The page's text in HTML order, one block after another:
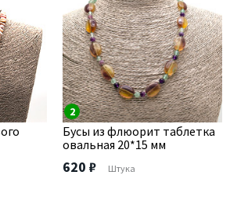
2
Бусы из флюорит таблетка
овальная 20*15 мм
620 ₽ Штука